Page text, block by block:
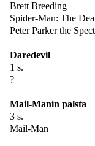
Brett Breeding
Spider-Man: The
Peter Parker the
Daredevil
1 s.
?
Mail-Manin palsta
3 s.
Mail-Man